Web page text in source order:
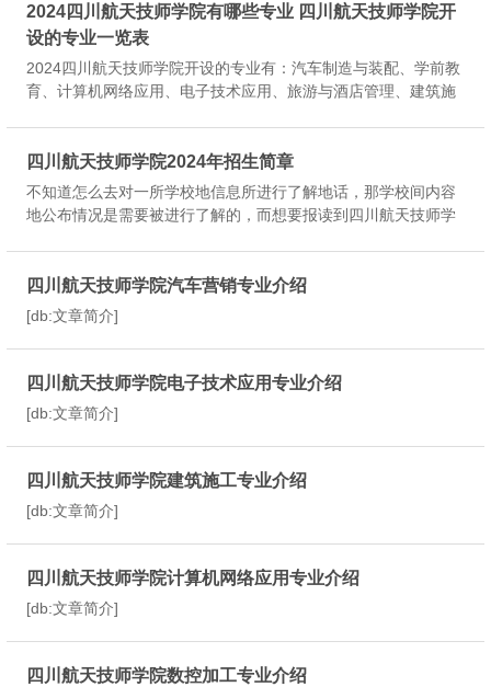
必要四川航天技...
2024四川航天技师学院有哪些专业 四川航天技师学院开
设的专业一览表
2024四川航天技师学院开设的专业有：汽车制造与装配、学前教
育、计算机网络应用、电子技术应用、旅游与酒店管理、建筑施
四川航天技师学院2024年招生简章
不知道怎么去对一所学校地信息所进行了解地话，那学校间内容
地公布情况是需要被进行了解的，而想要报读到四川航天技师学
的了解认知。四...
四川航天技师学院汽车营销专业介绍
[db:文章简介]
四川航天技师学院电子技术应用专业介绍
[db:文章简介]
四川航天技师学院建筑施工专业介绍
[db:文章简介]
四川航天技师学院计算机网络应用专业介绍
[db:文章简介]
四川航天技师学院数控加工专业介绍